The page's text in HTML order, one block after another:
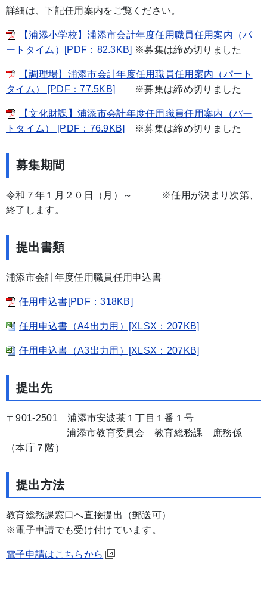
詳細は、下記任用案内をご覧ください。
【浦添小学校】浦添市会計年度任用職員任用案内（パ
ートタイム）[PDF：82.3KB] ※募集は締め切りました
【調理場】浦添市会計年度任用職員任用案内（パート
タイム） [PDF：77.5KB]
※募集は締め切りました
【文化財課】浦添市会計年度任用職員任用案内（パー
トタイム） [PDF：76.9KB]
※募集は締め切りました
募集期間
令和７年１月２０日（月）～ ※任用が決まり次第、
終了します。
提出書類
浦添市会計年度任用職員任用申込書
任用申込書[PDF：318KB]
任用申込書（A4出力用）[XLSX：207KB]
任用申込書（A3出力用）[XLSX：207KB]
提出先
〒901-2501 浦添市安波茶１丁目１番１号
浦添市教育委員会 教育総務課 庶務係
（本庁７階）
提出方法
教育総務課窓口へ直接提出（郵送可）
※電子申請でも受け付けています。
電子申請はこちらから